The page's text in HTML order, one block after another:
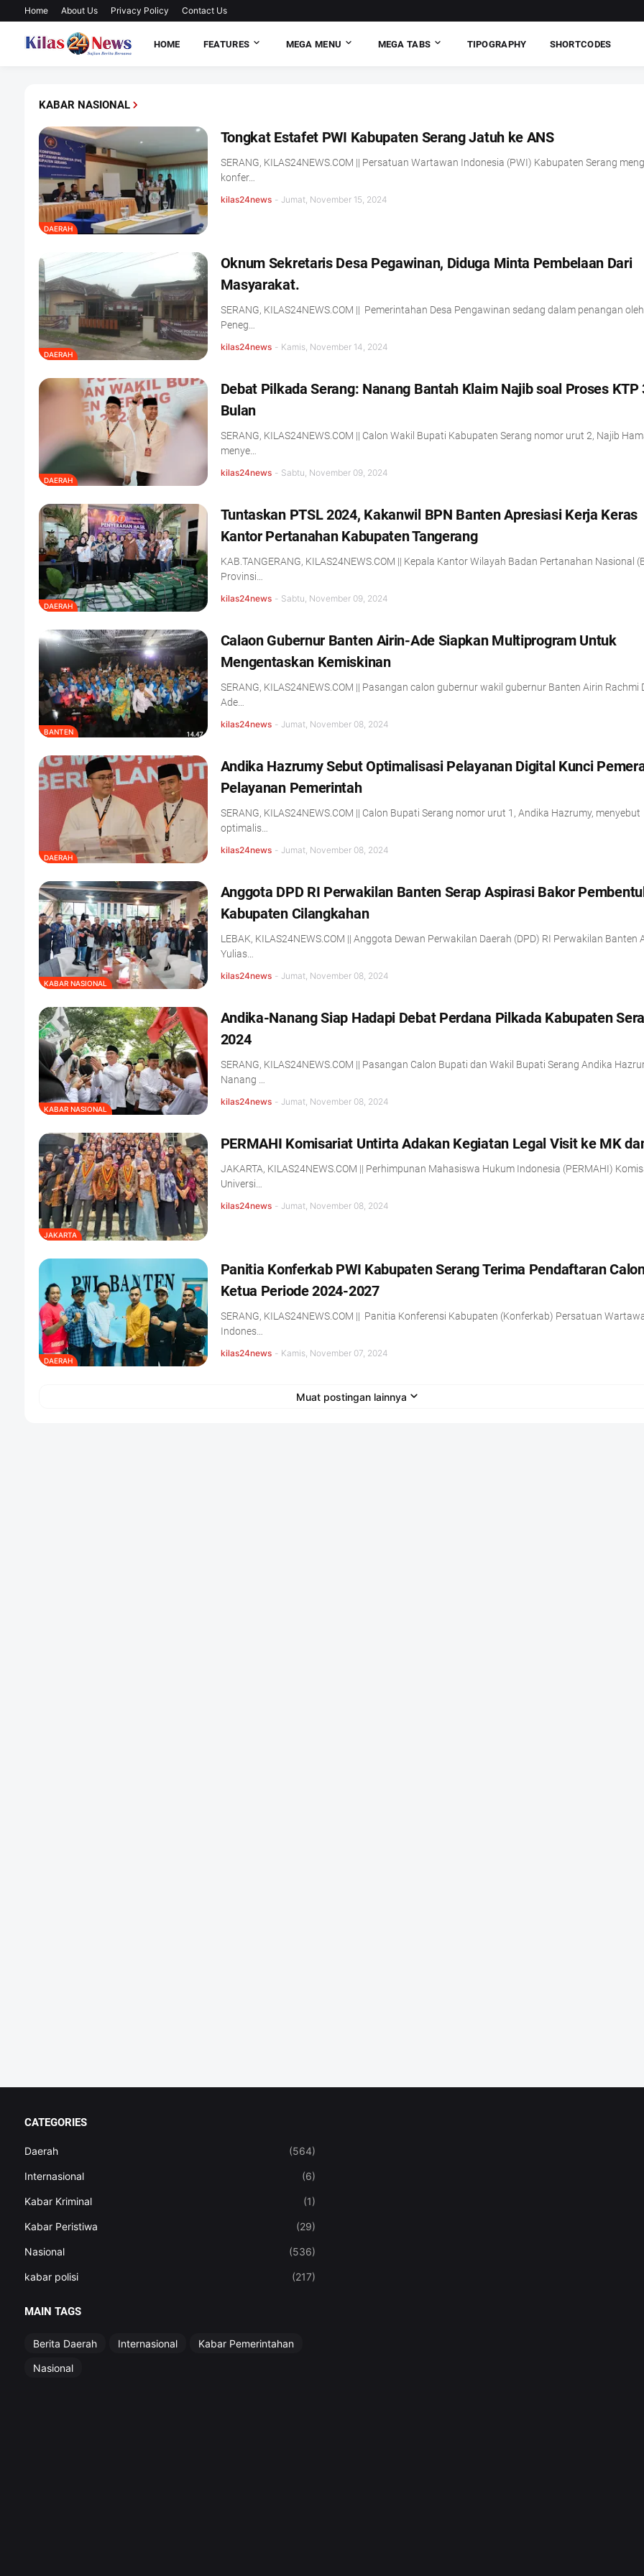
Home About Us Privacy Policy Contact Us
HOME FEATURES MEGA MENU MEGA TABS TIPOGRAPHY SHORTCODES
KABAR NASIONAL
DAERAH
Tongkat Estafet PWI Kabupaten Serang Jatuh ke ANS
SERANG, KILAS24NEWS.COM || Persatuan Wartawan Indonesia (PWI) Kabupaten Serang
konfer…
kilas24news - Jumat, November 15, 2024
DAERAH
Oknum Sekretaris Desa Pegawinan, Diduga Minta Pembelaan Dari
Masyarakat.
SERANG, KILAS24NEWS.COM || Pemerintahan Desa Pengawinan sedang dalam penangan
Peneg…
kilas24news - Kamis, November 14, 2024
DAERAH
Debat Pilkada Serang: Nanang Bantah Klaim Najib soal Proses KTP
Bulan
SERANG, KILAS24NEWS.COM || Calon Wakil Bupati Kabupaten Serang nomor urut 2, Najib
menye…
kilas24news - Sabtu, November 09, 2024
DAERAH
Tuntaskan PTSL 2024, Kakanwil BPN Banten Apresiasi Kerja Keras
Kantor Pertanahan Kabupaten Tangerang
KAB.TANGERANG, KILAS24NEWS.COM || Kepala Kantor Wilayah Badan Pertanahan Nasional
Provinsi…
kilas24news - Sabtu, November 09, 2024
BANTEN
Calaon Gubernur Banten Airin-Ade Siapkan Multiprogram Untuk
Mengentaskan Kemiskinan
SERANG, KILAS24NEWS.COM || Pasangan calon gubernur wakil gubernur Banten Airin Rachmi
Ade…
kilas24news - Jumat, November 08, 2024
DAERAH
Andika Hazrumy Sebut Optimalisasi Pelayanan Digital Kunci
Pelayanan Pemerintah
SERANG, KILAS24NEWS.COM || Calon Bupati Serang nomor urut 1, Andika Hazrumy, menyebut
optimalis…
kilas24news - Jumat, November 08, 2024
KABAR NASIONAL
Anggota DPD RI Perwakilan Banten Serap Aspirasi Bakor
Kabupaten Cilangkahan
LEBAK, KILAS24NEWS.COM || Anggota Dewan Perwakilan Daerah (DPD) RI Perwakilan Banten
Yulias…
kilas24news - Jumat, November 08, 2024
KABAR NASIONAL
Andika-Nanang Siap Hadapi Debat Perdana Pilkada Kabupaten
2024
SERANG, KILAS24NEWS.COM || Pasangan Calon Bupati dan Wakil Bupati Serang Andika
Nanang …
kilas24news - Jumat, November 08, 2024
JAKARTA
PERMAHI Komisariat Untirta Adakan Kegiatan Legal Visit ke MK
JAKARTA, KILAS24NEWS.COM || Perhimpunan Mahasiswa Hukum Indonesia (PERMAHI)
Universi…
kilas24news - Jumat, November 08, 2024
DAERAH
Panitia Konferkab PWI Kabupaten Serang Terima Pendaftaran
Ketua Periode 2024-2027
SERANG, KILAS24NEWS.COM || Panitia Konferensi Kabupaten (Konferkab) Persatuan
Indones…
kilas24news - Kamis, November 07, 2024
Muat postingan lainnya
CATEGORIES
Daerah (564)
Internasional (6)
Kabar Kriminal (1)
Kabar Peristiwa (29)
Nasional (536)
kabar polisi (217)
MAIN TAGS
Berita Daerah Internasional
Kabar Pemerintahan
Nasional